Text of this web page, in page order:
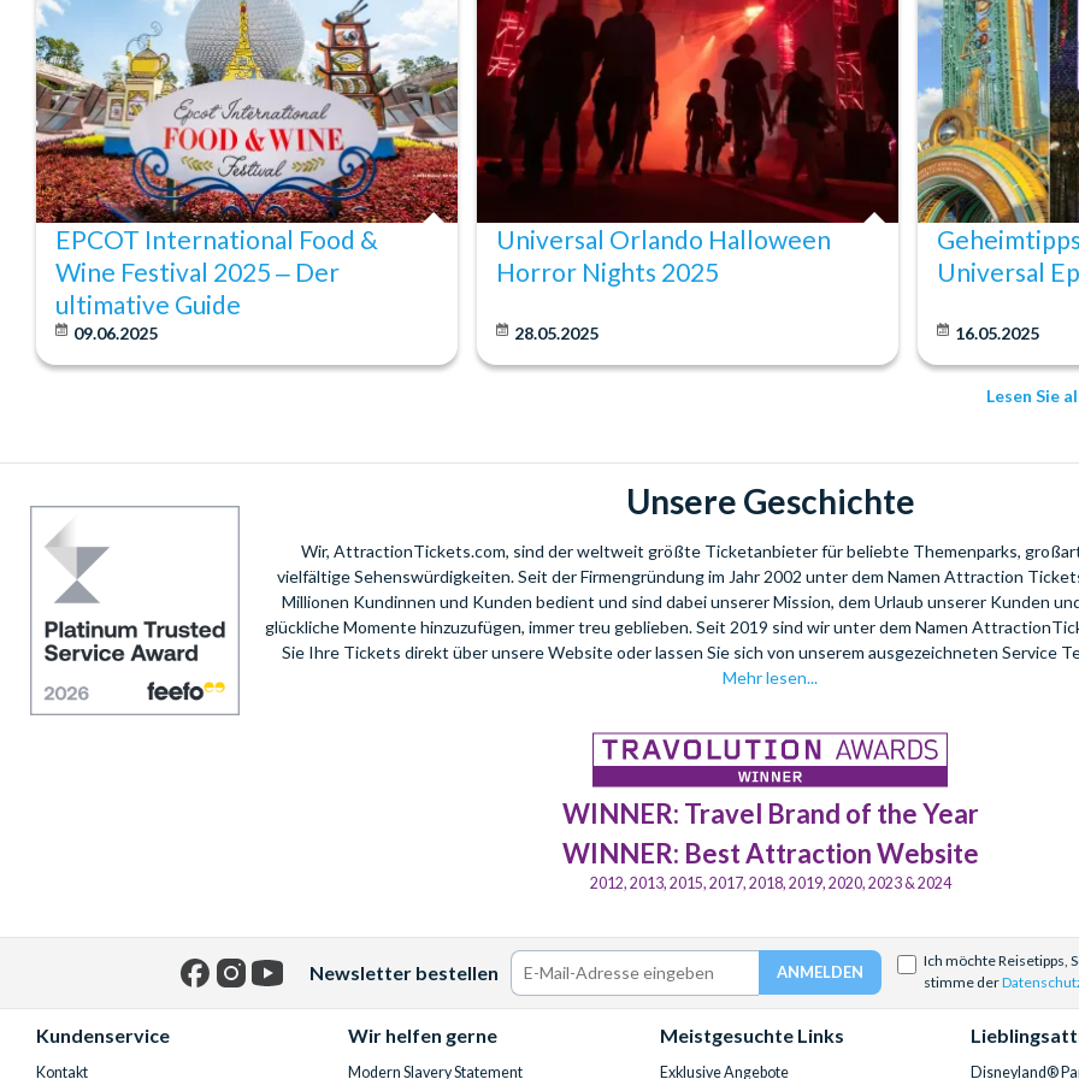
EPCOT International Food &
Wine Festival 2025 ‒ Der
ultimative Guide
09.06.2025
Universal Orlando Halloween
Horror Nights 2025
28.05.2025
Geheimtipps
Universal
16.05.2025
Lesen Sie
Unsere Geschichte
Wir, AttractionTickets.com, sind der weltweit größte Ticketanbieter für beliebte Themenparks,
vielfältige Sehenswürdigkeiten. Seit der Firmengründung im Jahr 2002 unter dem Namen Attraction
Millionen Kundinnen und Kunden bedient und sind dabei unserer Mission, dem Urlaub unserer Kunden
glückliche Momente hinzuzufügen, immer treu geblieben. Seit 2019 sind wir unter dem Namen
Sie Ihre Tickets direkt über unsere Website oder lassen Sie sich von unserem ausgezeichneten Service
Mehr lesen...
WINNER: Travel Brand of the Year
WINNER: Best Attraction Website
2012, 2013, 2015, 2017, 2018, 2019, 2020, 2023 & 2024
Newsletter bestellen
Ich möchte Reisetipps,
stimme der
Kundenservice
Kontakt
Wir helfen gerne
Modern Slavery Statement
Meistgesuchte Links
Exklusive Angebote Disneyland®